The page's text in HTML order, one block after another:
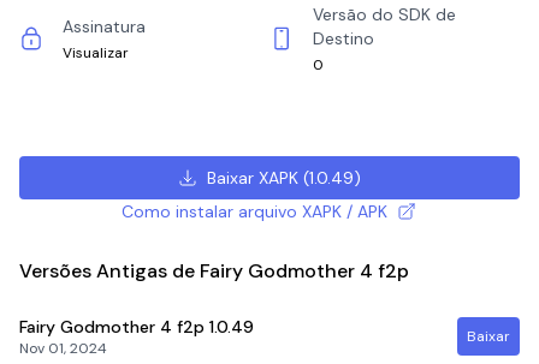
Assinatura
Visualizar
Versão do SDK de
Destino
0
Baixar XAPK(1.0.49)
Como instalar arquivo XAPK / APK
Versões Antigas de Fairy Godmother 4 f2p
Fairy Godmother 4 f2p 1.0.49
Nov 01, 2024
Baixar